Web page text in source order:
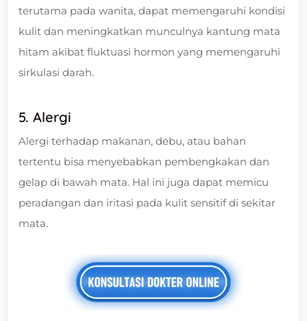
terutama pada wanita, dapat memengaruhi kondisi
kulit dan meningkatkan munculnya kantung mata
hitam akibat fluktuasi hormon yang memengaruhi
sirkulasi darah.
5. Alergi
Alergi terhadap makanan, debu, atau bahan
tertentu bisa menyebabkan pembengkakan dan
gelap di bawah mata. Hal ini juga dapat memicu
peradangan dan iritasi pada kulit sensitif di sekitar
mata.